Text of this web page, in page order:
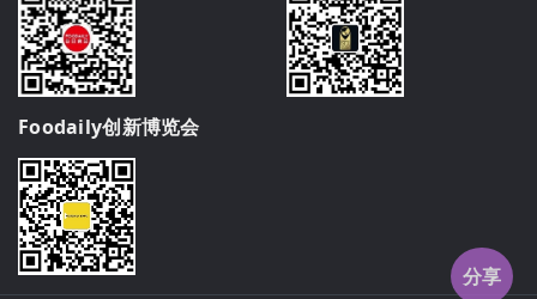
分享
Foodaily创新博览会